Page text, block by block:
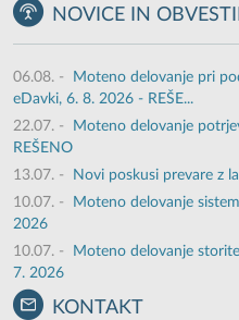
NOVICE IN
06.08. -
Moteno delovanje pri
eDavki, 6. 8. 2026 - REŠE...
22.07. -
Moteno delovanje
REŠENO
13.07. -
Novi poskusi prevare z
10.07. -
Moteno delovanje
2026
10.07. -
Moteno delovanje
7. 2026
KONTAKT